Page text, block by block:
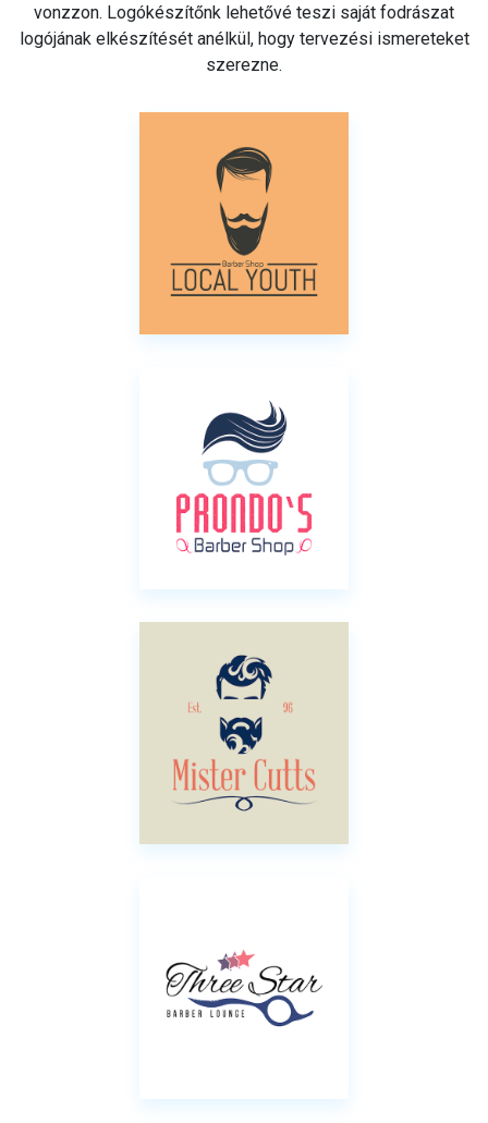
vonzzon. Logókészítőnk lehetővé teszi saját fodrászat
logójának elkészítését anélkül, hogy tervezési ismereteket
szerezne.